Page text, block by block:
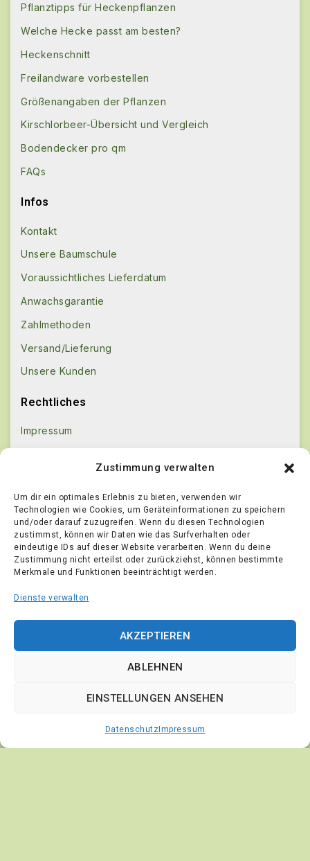
Zustimmung verwalten
Um dir ein optimales Erlebnis zu bieten, verwenden wir
Technologien wie Cookies, um Geräteinformationen zu speichern
und/oder darauf zuzugreifen. Wenn du diesen Technologien
zustimmst, können wir Daten wie das Surfverhalten oder
eindeutige IDs auf dieser Website verarbeiten. Wenn du deine
Zustimmung nicht erteilst oder zurückziehst, können bestimmte
Merkmale und Funktionen beeinträchtigt werden.
Dienste verwalten
AKZEPTIEREN
ABLEHNEN
EINSTELLUNGEN ANSEHEN
Datenschutz Impressum
Pflanztipps für Heckenpflanzen
Welche Hecke passt am besten?
Heckenschnitt
Freilandware vorbestellen
Größenangaben der Pflanzen
Kirschlorbeer-Übersicht und Vergleich
Bodendecker pro qm
FAQs
Infos
Kontakt
Unsere Baumschule
Voraussichtliches Lieferdatum
Anwachsgarantie
Zahlmethoden
Versand/Lieferung
Unsere Kunden
Rechtliches
Impressum
Datenschutz
Echtheit von Bewertungen
Widerrufsbestimmungen
[Widerruf einreichen]
Cookies-Anpassen
Pflanzenversand24.de
Wieren 41, 25373 Ellerhoop